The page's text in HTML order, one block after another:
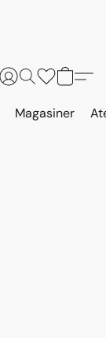
Magasiner